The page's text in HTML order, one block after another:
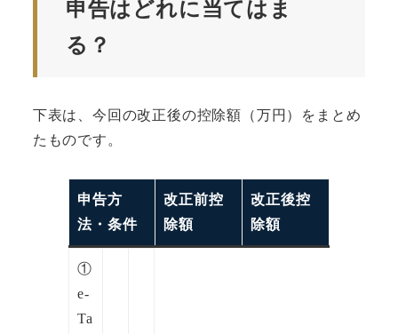
申告はどれに当てはま
る？
下表は、今回の改正後の控除額（万円）をまとめ
たものです。
申告方
法・条件
改正前控
除額
改正後控
除額
①
e-
Ta